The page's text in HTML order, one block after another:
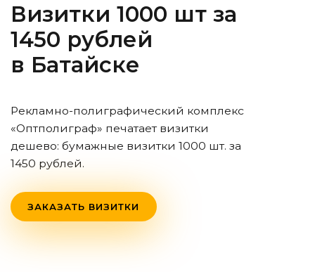
Визитки 1000 шт за
1450 рублей
в Батайске
Рекламно-полиграфический комплекс
«Оптполиграф» печатает визитки
дешево: бумажные визитки 1000 шт. за
1450 рублей.
ЗАКАЗАТЬ ВИЗИТКИ